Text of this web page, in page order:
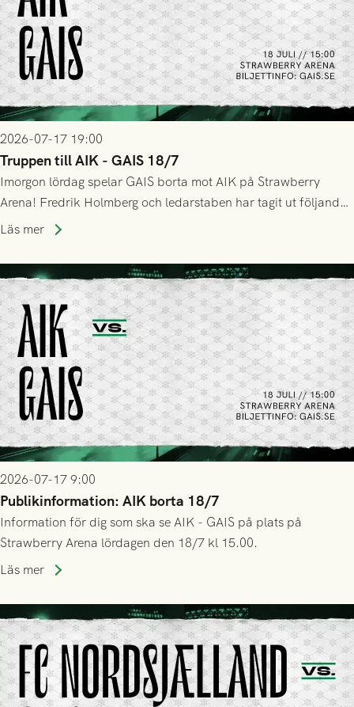
2026-07-17 19:00
Truppen till AIK - GAIS 18/7
Imorgon lördag spelar GAIS borta mot AIK på Strawberry
Arena! Fredrik Holmberg och ledarstaben har tagit ut följande
trupp till matchen:
Läs mer
2026-07-17 9:00
Publikinformation: AIK borta 18/7
Information för dig som ska se AIK - GAIS på plats på
Strawberry Arena lördagen den 18/7 kl 15.00.
Läs mer